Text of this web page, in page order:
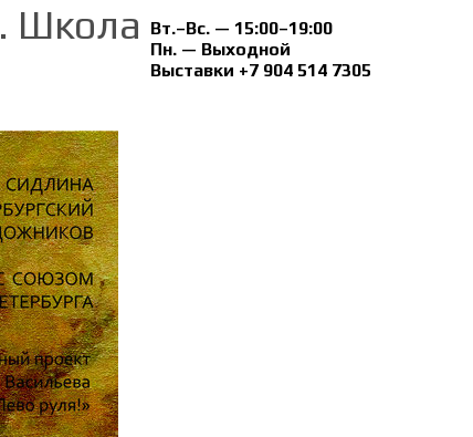
Вт.–Вс. — 15:00–19:00
Пн. — Выходной
Выставки +7 904 514 7305
Школа